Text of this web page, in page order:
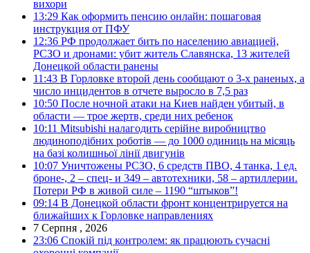
вихори
13:29 Как оформить пенсию онлайн: пошаговая
инструкция от ПФУ
12:36 РФ продолжает бить по населению авиацией,
РСЗО и дронами: убит житель Славянска, 13 жителей
Донецкой области ранены
11:43 В Горловке второй день сообщают о 3-х раненых, а
число инцидентов в отчете выросло в 7,5 раз
10:50 После ночной атаки на Киев найден убитый, в
области — трое жертв, среди них ребенок
10:11 Mitsubishi налагодить серійне виробництво
людиноподібних роботів — до 1000 одиниць на місяць
на базі колишньої лінії двигунів
10:07 Уничтожены РСЗО, 6 средств ПВО, 4 танка, 1 ед.
броне-, 2 – спец- и 349 – автотехники, 58 – артиллерии.
Потери РФ в живой силе – 1190 “штыков”!
09:14 В Донецкой области фронт концентрируется на
ближайших к Горловке направлениях
7 Серпня , 2026
23:06 Спокій під контролем: як працюють сучасні